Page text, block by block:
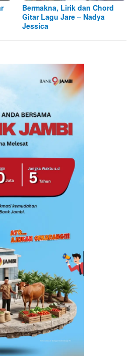
Bermakna, Lirik dan Chord
Gitar Lagu Jare – Nadya
Jessica